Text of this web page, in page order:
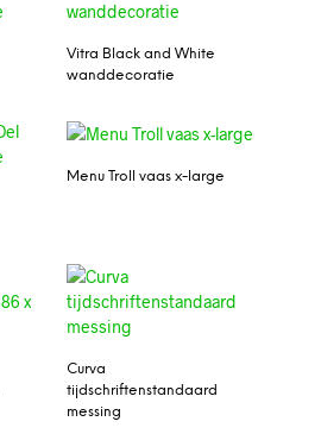
Vitra Black and White
wanddecoratie
Menu Troll vaas x-large
Curva
tijdschriftenstandaard
messing